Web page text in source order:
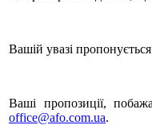
Вашій увазі пропонується
Ваші пропозиції,
office@afo.com.ua.